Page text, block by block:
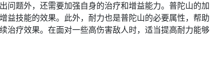
问题外，还需要加强自身的治疗和增益能力。普陀山的加
益技能的效果。此外，耐力也是普陀山的必要属性，帮助
治疗效果。在面对一些高伤害敌人时，适当提高耐力能够